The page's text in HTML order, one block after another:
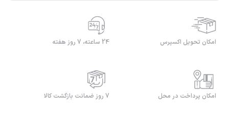
امکان تحویل اکسپرس 24 ساعته، 7 روز هفته
امکان پرداخت در محل 7 روز ضمانت بازگشت کالا